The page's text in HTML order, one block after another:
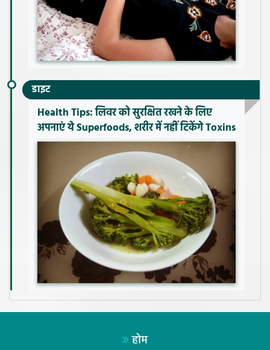
डाइट
Health Tips: लिवर को सुरक्षित रखने के लिए
अपनाएं ये Superfoods, शरीर में नहीं टिकेंगे Toxins
होम